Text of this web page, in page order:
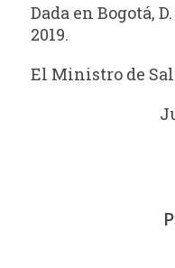
Dada en Bogotá,
2019.
El Ministro de